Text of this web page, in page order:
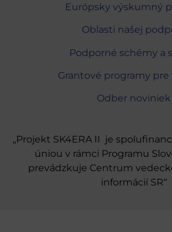
Európsky výskumný
Oblasti našej
Podporné schémy a
Grantové programy
Odber noviniek
„Projekt SK4ERA II je
úniou v rámci Programu
prevádzkuje Centrum
informácií SR“